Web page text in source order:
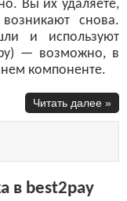
Вы их удаляете,
снова.
и используют
— возможно, в
компоненте.
Читать далее »
в best2pay